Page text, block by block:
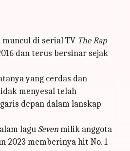
di serial TV The Rap
dan terus bersinar sejak
yang cerdas dan
menyesal telah
depan dalam lanskap
laguSevenmilik anggota
2023 memberinya hit No. 1